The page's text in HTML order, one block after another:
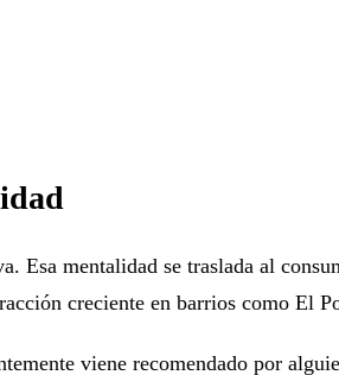
mentalidad se traslada al
creciente en barrios como El
viene recomendado por